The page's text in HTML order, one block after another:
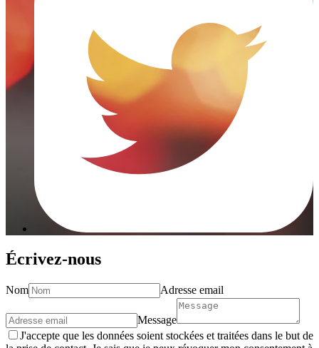
Écrivez-nous
Nom Adresse email
Message
J'accepte que les données soient stockées et traitées dans le but de